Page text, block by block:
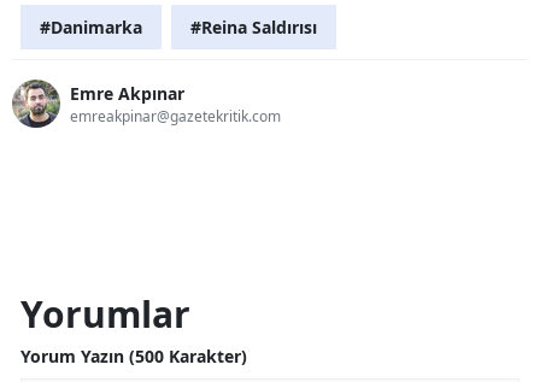
#Danimarka #Reina Saldırısı
Emre Akpınar
emreakpinar@gazetekritik.com
Yorumlar
Yorum Yazın (500 Karakter)